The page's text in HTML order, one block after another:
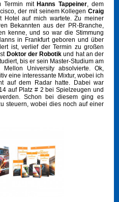
Termin mit Hanns Tappeiner, dem
der mit seinem Kollegen Craig
Hotel auf mich wartete. Zu meiner
Bekannten aus der PR-Branche,
kenne, und so war die Stimmung
in Frankfurt geboren und über
ist, verlief der Termin zu großen
Doktor der Robotik und hat an der
bis er sein Master-Studium am
University absolvierte. Ok,
eine interessante Mixtur, wobei ich
auf dem Radar hatte. Dabei war
auf Platz # 2 bei Spielzeugen und
Schon bei diesem ging es
steuern, wobei dies noch auf einer